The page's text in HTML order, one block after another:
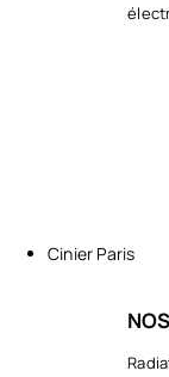
Cinier Paris